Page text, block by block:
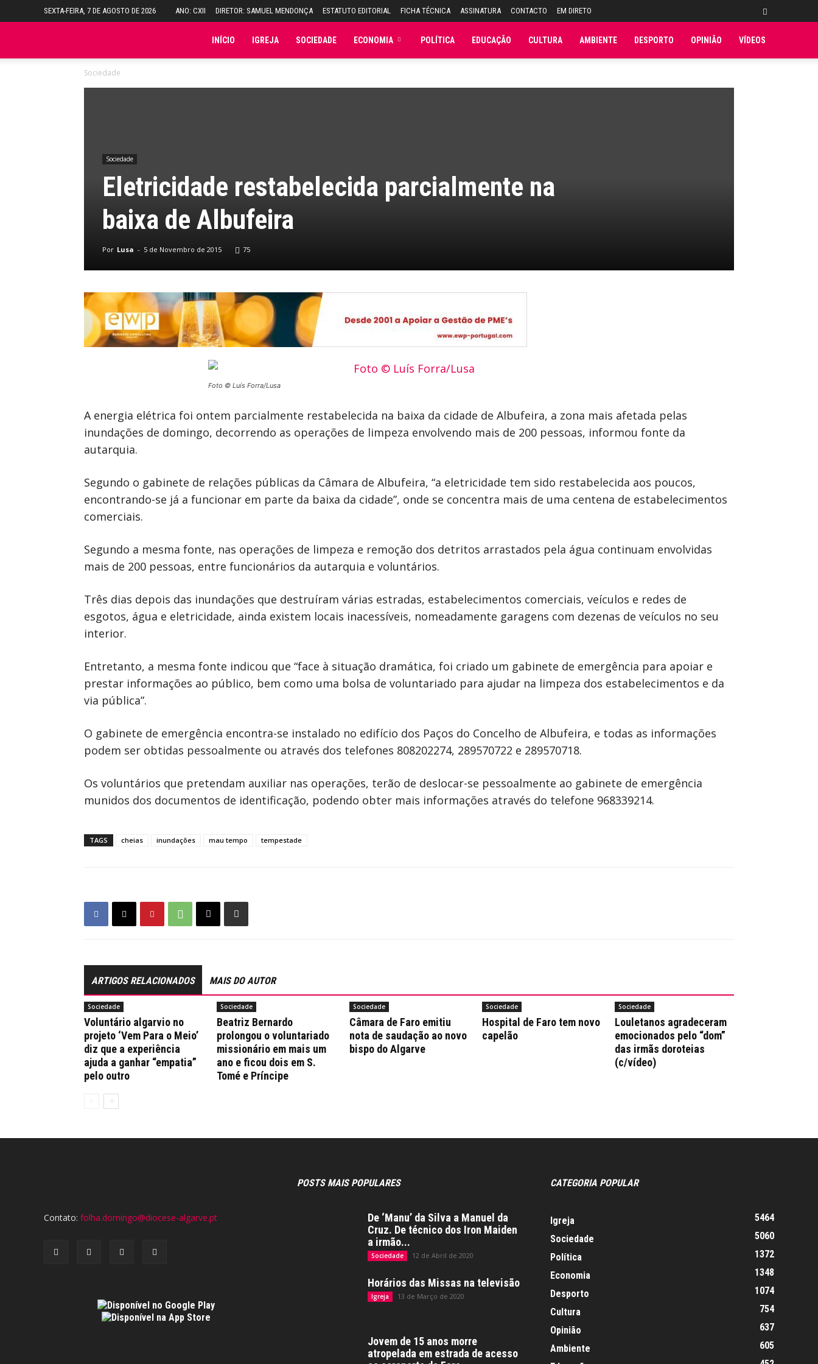
SEXTA-FEIRA, 7 DE AGOSTO DE 2026 ANO: CXII DIRETOR: SAMUEL MENDONÇA ESTATUTO EDITORIAL FICHA TÉCNICA ASSINATURA CONTACTO EM DIRETO
INÍCIO IGREJA SOCIEDADE ECONOMIA POLÍTICA EDUCAÇÃO CULTURA AMBIENTE DESPORTO OPINIÃO VÍDEOS
Sociedade
Sociedade
Eletricidade restabelecida parcialmente na
baixa de Albufeira
Por Lusa - 5 de Novembro de 2015 75
Foto © Luís Forra/Lusa
A energia elétrica foi ontem parcialmente restabelecida na baixa da cidade de Albufeira, a zona mais afetada pelas
inundações de domingo, decorrendo as operações de limpeza envolvendo mais de 200 pessoas, informou fonte da
autarquia.
Segundo o gabinete de relações públicas da Câmara de Albufeira, “a eletricidade tem sido restabelecida aos poucos,
encontrando-se já a funcionar em parte da baixa da cidade”, onde se concentra mais de uma centena de estabelecimentos
comerciais.
Segundo a mesma fonte, nas operações de limpeza e remoção dos detritos arrastados pela água continuam envolvidas
mais de 200 pessoas, entre funcionários da autarquia e voluntários.
Três dias depois das inundações que destruíram várias estradas, estabelecimentos comerciais, veículos e redes de
esgotos, água e eletricidade, ainda existem locais inacessíveis, nomeadamente garagens com dezenas de veículos no seu
interior.
Entretanto, a mesma fonte indicou que “face à situação dramática, foi criado um gabinete de emergência para apoiar e
prestar informações ao público, bem como uma bolsa de voluntariado para ajudar na limpeza dos estabelecimentos e da
via pública”.
O gabinete de emergência encontra-se instalado no edifício dos Paços do Concelho de Albufeira, e todas as informações
podem ser obtidas pessoalmente ou através dos telefones 808202274, 289570722 e 289570718.
Os voluntários que pretendam auxiliar nas operações, terão de deslocar-se pessoalmente ao gabinete de emergência
munidos dos documentos de identificação, podendo obter mais informações através do telefone 968339214.
TAGS cheias inundações mau tempo tempestade
ARTIGOS RELACIONADOS MAIS DO AUTOR
Sociedade
Voluntário algarvio no
projeto ‘Vem Para o Meio’
diz que a experiência
ajuda a ganhar “empatia”
pelo outro
Sociedade
Beatriz Bernardo
prolongou o voluntariado
missionário em mais um
ano e ficou dois em S.
Tomé e Príncipe
Sociedade
Câmara de Faro emitiu
nota de saudação ao novo
bispo do Algarve
Sociedade
Hospital de Faro tem novo
capelão
Sociedade
Louletanos agradeceram
emocionados pelo “dom”
das irmãs doroteias
(c/vídeo)
Contato: folha.domingo@diocese-algarve.pt
POSTS MAIS POPULARES
De ‘Manu’ da Silva a Manuel da
Cruz. De técnico dos Iron Maiden
a irmão...
Sociedade 12 de Abril de 2020
Horários das Missas na televisão
Igreja 13 de Março de 2020
Jovem de 15 anos morre
atropelada em estrada de acesso
CATEGORIA POPULAR
Igreja
5464
Sociedade
5060
Política
1372
Economia
1348
Desporto
1074
Cultura
754
Opinião
637
Ambiente
605